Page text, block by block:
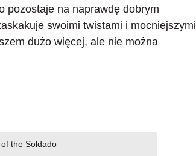
pozostaje na naprawdę dobrym
swoimi twistami i mocniejszymi
dużo więcej, ale nie można
the Soldado